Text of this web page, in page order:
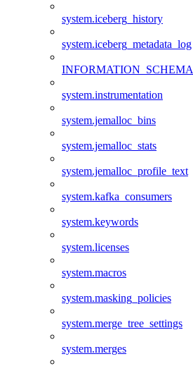
system.iceberg_history
system.iceberg_metadata_log
INFORMATION_SCHEMA
system.instrumentation
system.jemalloc_bins
system.jemalloc_stats
system.jemalloc_profile_text
system.kafka_consumers
system.keywords
system.licenses
system.macros
system.masking_policies
system.merge_tree_settings
system.merges